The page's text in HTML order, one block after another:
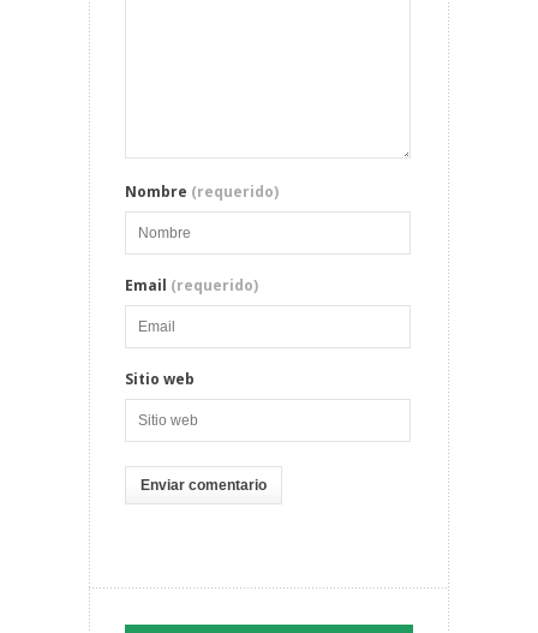
Nombre (requerido)
Email (requerido)
Sitio web